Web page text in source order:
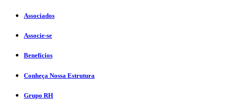
Associados
Associe-se
Benefícios
Conheça Nossa Estrutura
Grupo RH